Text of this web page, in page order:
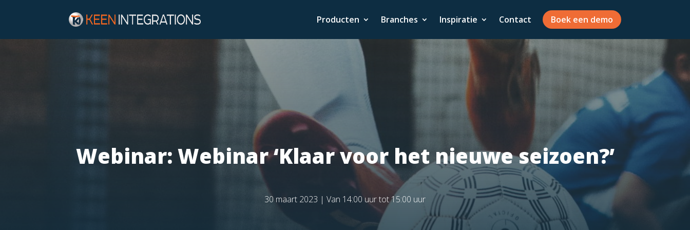
Producten Branches Inspiratie Contact Boek een demo
Webinar: Webinar ‘Klaar voor het nieuwe seizoen?’
30 maart 2023 | Van 14:00 uur tot 15:00 uur